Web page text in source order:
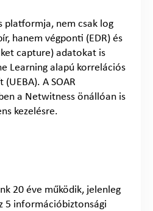
platformja, nem csak log
hanem végponti (EDR) és
capture) adatokat is
Learning alapú korrelációs
A SOAR
a Netwitness önállóan is
kezelésre.
20 éve működik, jelenleg
5 információbiztonsági